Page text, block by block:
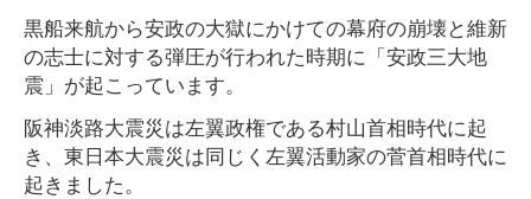
黒船来航から安政の大獄にかけての幕府の崩壊と維新
の志士に対する弾圧が行われた時期に「安政三大地
震」が起こっています。
阪神淡路大震災は左翼政権である村山首相時代に起
き、東日本大震災は同じく左翼活動家の菅首相時代に
起きました。